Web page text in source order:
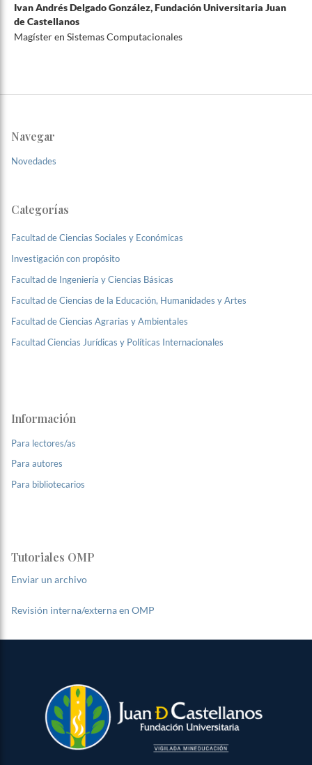
Ivan Andrés Delgado González,Fundación Universitaria Juan
de Castellanos
Magíster en Sistemas Computacionales
Navegar
Novedades
Categorías
Facultad de Ciencias Sociales y Económicas
Investigación con propósito
Facultad de Ingeniería y Ciencias Básicas
Facultad de Ciencias de la Educación, Humanidades y Artes
Facultad de Ciencias Agrarias y Ambientales
Facultad Ciencias Jurídicas y Políticas Internacionales
Información
Para lectores/as
Para autores
Para bibliotecarios
Tutoriales OMP
Enviar un archivo
Revisión interna/externa en OMP